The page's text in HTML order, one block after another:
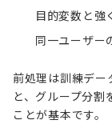
目的変数と強
同一ユーザー
前処理は訓練デー
と、グループ分割
ことが基本です。